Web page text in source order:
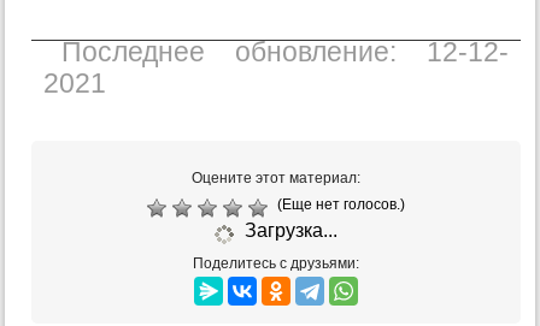
Последнее обновление: 12-12-
2021
Оцените этот материал:
(Еще нет голосов.)
Загрузка...
Поделитесь с друзьями: